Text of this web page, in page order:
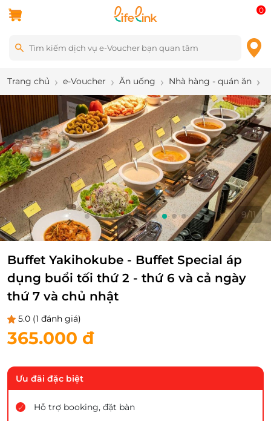
0
Trang chủ e-Voucher Ăn uống Nhà hàng - quán ăn
9/11
Buffet Yakihokube - Buffet Special áp
dụng buổi tối thứ 2 - thứ 6 và cả ngày
thứ 7 và chủ nhật
5.0 (1 đánh giá)
365.000 đ
Ưu đãi đặc biệt
Hỗ trợ booking, đặt bàn